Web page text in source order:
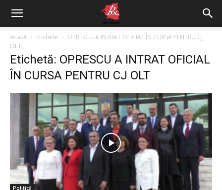
Acasă Etichete
OPRESCU A INTRAT OFICIAL ÎN CURSA PENTRU CJ
OLT
Etichetă: OPRESCU A INTRAT OFICIAL
ÎN CURSA PENTRU CJ OLT
Politică